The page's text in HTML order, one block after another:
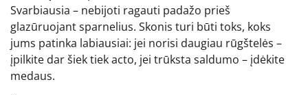
Svarbiausia – nebijoti ragauti padažo prieš
glazūruojant sparnelius. Skonis turi būti toks, koks
jums patinka labiausiai: jei norisi daugiau rūgštelės –
įpilkite dar šiek tiek acto, jei trūksta saldumo – įdėkite
medaus.